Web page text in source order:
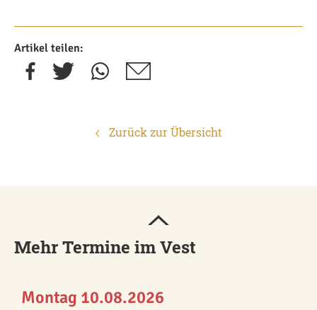
Artikel teilen:
Zurück zur Übersicht
Mehr Termine im Vest
Montag 10.08.2026